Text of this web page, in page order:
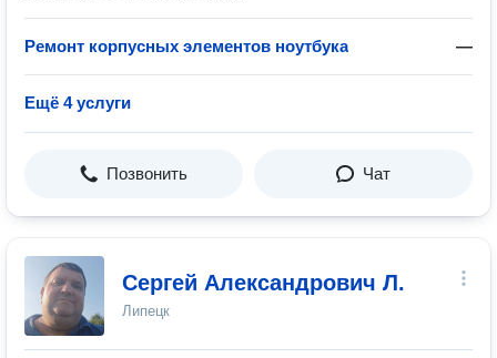
Ремонт корпусных элементов ноутбука —
Ещё 4 услуги
Позвонить Чат
Сергей Александрович Л.
Липецк